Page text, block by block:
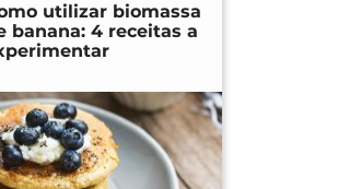
utilizar biomassa
banana: 4 receitas a